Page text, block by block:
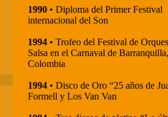
1990 • Diploma del Primer Festival
internacional del Son
1994 • Trofeo del Festival de
Salsa en el Carnaval de Barranquilla,
Colombia
1994 • Disco de Oro “25 años de
Formell y Los Van Van